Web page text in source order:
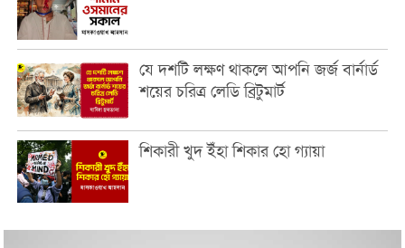
যে দশটি লক্ষণ থাকলে আপনি জর্জ বার্নার্ড
শয়ের চরিত্র লেডি ব্রিটুমার্ট
শিকারী খুদ ইঁহা শিকার হো গ্যায়া